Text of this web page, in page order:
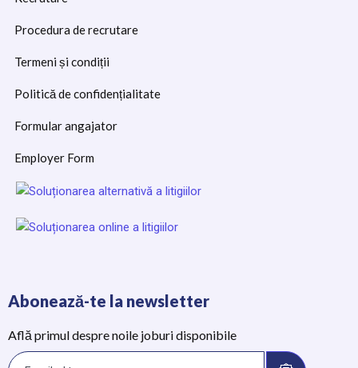
Procedura de recrutare
Termeni și condiții
Politică de confidențialitate
Formular angajator
Employer Form
Abonează-te la newsletter
Află primul despre noile joburi disponibile